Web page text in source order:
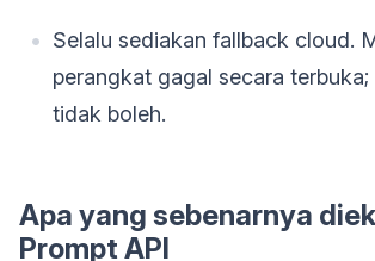
Selalu sediakan fallback cloud.
perangkat gagal secara
tidak boleh.
Apa yang sebenarnya
Prompt API